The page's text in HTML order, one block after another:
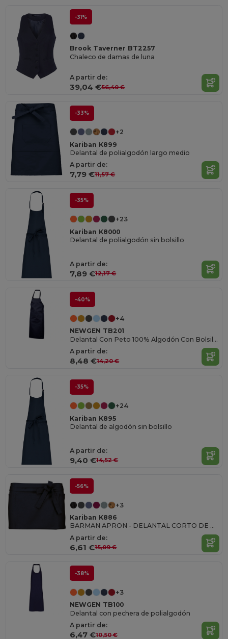
-31%
Brook Taverner BT2257
Chaleco de damas de luna
A partir de:
39,04 €56,40 €
-33%
+2
Kariban K899
Delantal de polialgodón largo medio
A partir de:
7,79 €11,57 €
-35%
+23
Kariban K8000
Delantal de polialgodón sin bolsillo
A partir de:
7,89 €12,17 €
-40%
+4
NEWGEN TB201
Delantal Con Peto 100% Algodón Con Bolsillo
A partir de:
8,48 €14,20 €
-35%
+24
Kariban K895
Delantal de algodón sin bolsillo
A partir de:
9,40 €14,52 €
-56%
+3
Kariban K886
BARMAN APRON - DELANTAL CORTO DE BARMAN
A partir de:
6,61 €15,09 €
-38%
+3
NEWGEN TB100
Delantal con pechera de polialgodón
A partir de:
6,47 €10,50 €